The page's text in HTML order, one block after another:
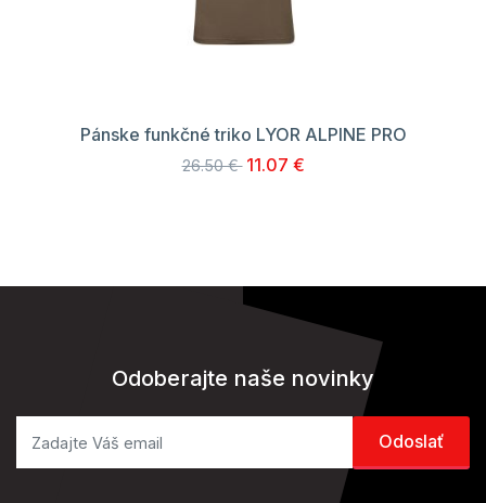
Pánske funkčné triko LYOR ALPINE PRO
26.50 € 11.07 €
Odoberajte naše novinky